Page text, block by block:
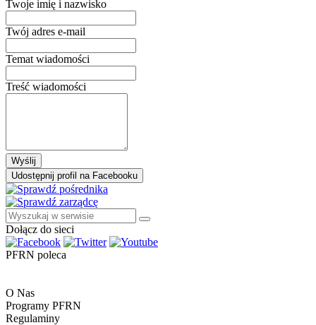
Twoje imię i nazwisko
Twój adres e-mail
Temat wiadomości
Treść wiadomości
Wyślij
Udostępnij profil na Facebooku
Dołącz do sieci
PFRN poleca
O Nas
Programy PFRN
Regulaminy